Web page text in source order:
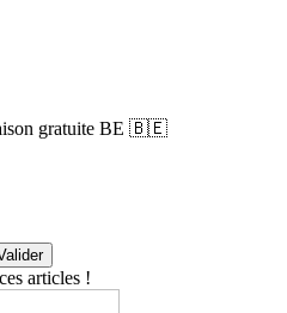
gratuite BE 🇧🇪
articles !